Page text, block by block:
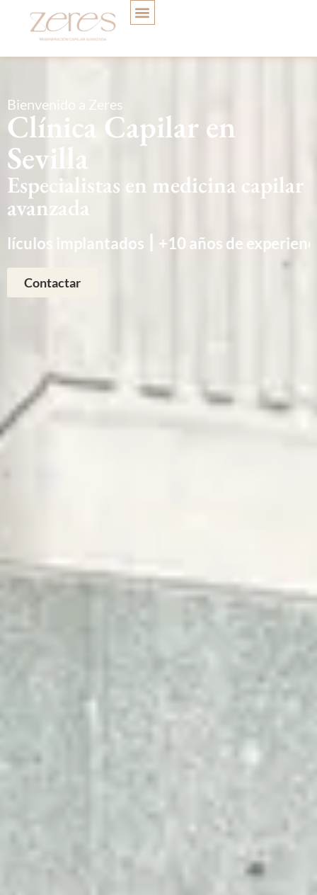
Bienvenido a Zeres
Clínica Capilar en
Sevilla
Especialistas en medicina capilar
avanzada
años de experiencia | +1.000 clientes
Contactar